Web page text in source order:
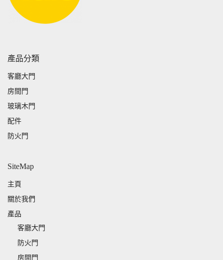
產品分類
客廳大門
房間門
玻璃木門
配件
防火門
SiteMap
主頁
關於我們
產品
客廳大門
防火門
房間門